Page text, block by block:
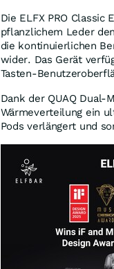
Die ELFX PRO
pflanzlichem Leder den
die kontinuierlichen
wider. Das Gerät
Tasten-
Dank der QUAQ
Wärmeverteilung ein
Pods verlängert und